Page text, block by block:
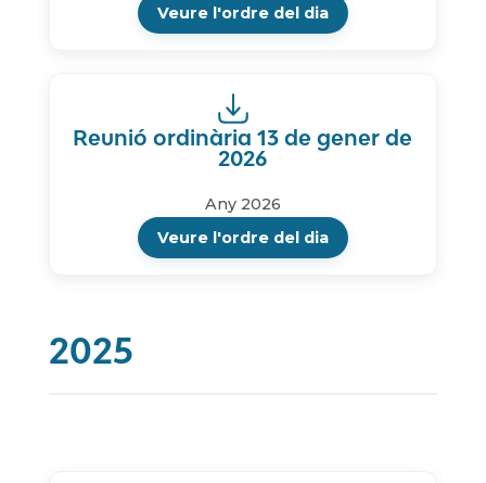
Veure l'ordre del dia
Reunió ordinària 13 de gener de
2026
Any 2026
Veure l'ordre del dia
2025